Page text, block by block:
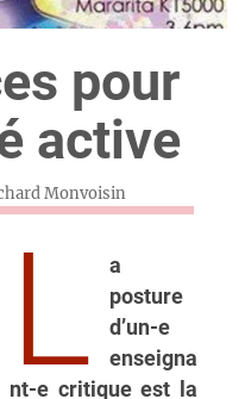
pour
active
Monvoisin
L
a
posture
d’un-e
enseigna
nt-e critique est la